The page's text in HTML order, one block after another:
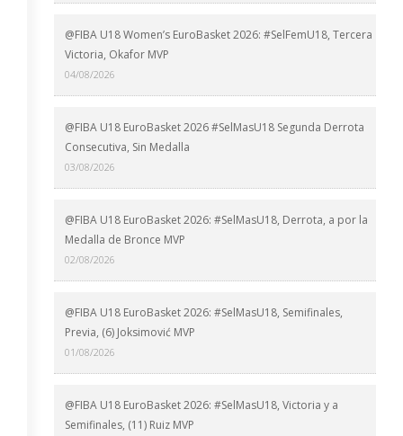
@FIBA U18 Women’s EuroBasket 2026: #SelFemU18, Tercera
Victoria, Okafor MVP
04/08/2026
@FIBA U18 EuroBasket 2026 #SelMasU18 Segunda Derrota
Consecutiva, Sin Medalla
03/08/2026
@FIBA U18 EuroBasket 2026: #SelMasU18, Derrota, a por la
Medalla de Bronce MVP
02/08/2026
@FIBA U18 EuroBasket 2026: #SelMasU18, Semifinales,
Previa, (6) Joksimović MVP
01/08/2026
@FIBA U18 EuroBasket 2026: #SelMasU18, Victoria y a
Semifinales, (11) Ruiz MVP